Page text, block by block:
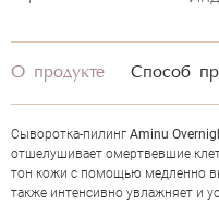
О продукте Способ
Сыворотка-пилинг Aminu
отшелушивает омертвевшие
тон кожи с помощью медленно
также интенсивно увлажняет и